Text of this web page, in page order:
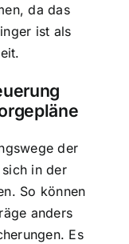
da das
ist als
der
in der
So können
anders
Es